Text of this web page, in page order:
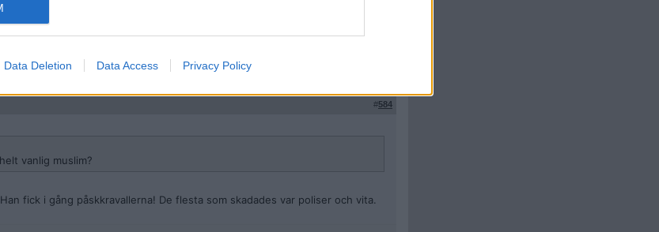
Data Deletion Data Access Privacy Policy
än det du nämner?
#584
vanlig muslim?
fick i gång påskkravallerna! De flesta som skadades var poliser och vita.